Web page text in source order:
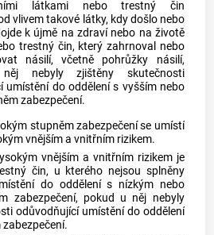
látkami nebotrestný čin
vlivem takové látky, kdy došlo nebo
k újmě na zdraví nebo na životě
trestný čin, který zahrnoval nebo
násilí, včetně pohrůžky násilí,
nebyly zjištěny skutečnosti
umístění do oddělení s vyšším nebo
zabezpečení.
stupněm zabezpečení se umístí
vnějším a vnitřním rizikem.
vnějším a vnitřním rizikem je
čin, u kterého nejsou splněny
do oddělení s nízkým nebo
zabezpečení, pokud u něj nebyly
odůvodňující umístění do oddělení